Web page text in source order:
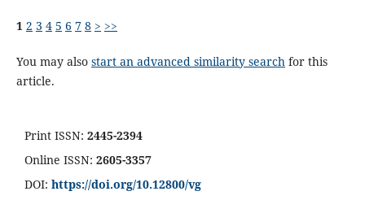
1 2 3 4 5 6 7 8 > >>
You may also start an advanced similarity searchfor this
article.
Print ISSN: 2445-2394
Online ISSN: 2605-3357
DOI: https://doi.org/10.12800/vg